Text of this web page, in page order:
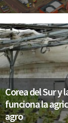
Corea del Sur y
funciona la
agro